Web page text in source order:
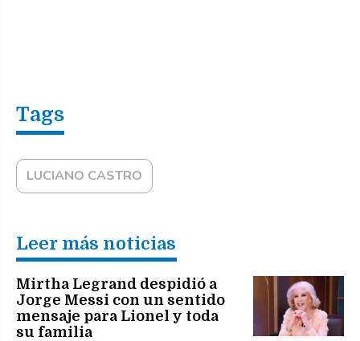
LUCIANO CASTRO
Leer más noticias
Mirtha Legrand despidió a
Jorge Messi con un sentido
mensaje para Lionel y toda
su familia